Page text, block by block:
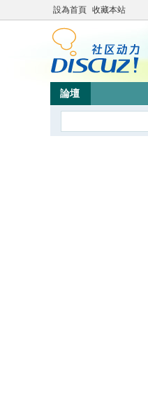
設為首頁 收藏本站
論壇